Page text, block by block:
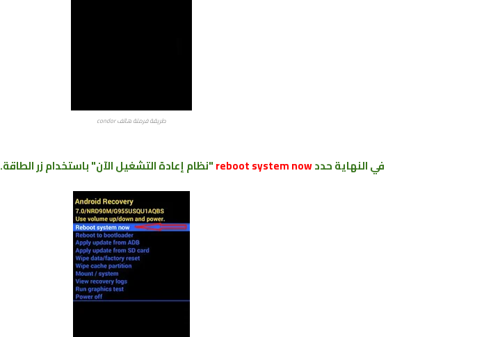
طريقة فرمتة هاتف condor
في النهاية حددreboot system now"نظام إعادة التشغيل الآن" باستخدام زر الطاقة.